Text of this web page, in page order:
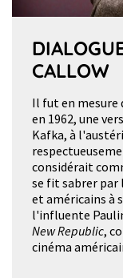
CALLOW
Il fut en mesure
en 1962, une
Kafka, à
considérait
se fit sabrer par
et américains à
l'influente
New Republic,
cinéma